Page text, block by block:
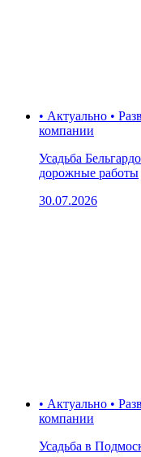
• Актуально •
компании
Усадьба
дорожные работы
30.07.2026
• Актуально •
компании
Усадьба в